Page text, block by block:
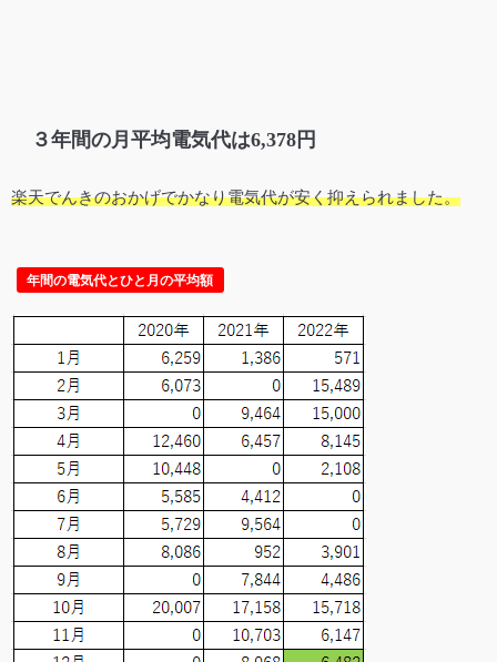
３年間の月平均電気代は6,378円
楽天でんきのおかげでかなり電気代が安く抑えられました。
年間の電気代とひと月の平均額